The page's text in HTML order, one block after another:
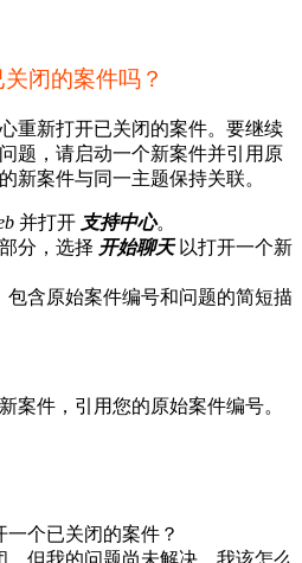
闭的案件吗？
重新打开已关闭的案件。要继续
题，请启动一个新案件并引用原
新案件与同一主题保持关联。
并打开 支持中心。
分，选择 开始聊天以打开一个新
包含原始案件编号和问题的简短描
案件，引用您的原始案件编号。
一个已关闭的案件？
，但我的问题尚未解决，我该怎么